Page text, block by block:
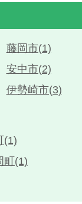
藤岡市(1)
安中市(2)
伊勢崎市(3)
(1)
町(1)